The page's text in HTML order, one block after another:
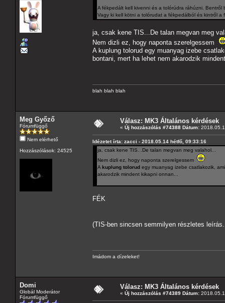
A fékpedált kell kivenni és a tolórúdra ráhúzni. Bentről
Vagy ki kell kötni a tolórudat a fékpedálból és kintről
ja, csak kene TIS...De talan megvan meg
Nem dizli ez, hogy naponta szerelgessem
A kuplung tolorud egy muanyag izebe
bontani, mert ha lehet nem akarodzik
blah blah blah
Meg Győző
Fórumfüggő
Nem elérhető
Hozzászólások: 24525
Válasz: MK3 Általános kérdések
« Új hozzászólás #74388 Dátum:
Idézetet írta: zacci - 2018.05.14 hétfő, 09:33:16
ja, csak kene TIS...De talan megvan meg valahol...
Nem dizli ez, hogy naponta szerelgessem
A kuplung tolorud egy muanyag izebe csatlakozik,
akarodzik mindent kikapni onnan...
FÉK
(TIS-ben sincsen semmilyen részletes
Imádom a dízeleket!
Domi
Globál Moderátor
Fórumfüggő
Válasz: MK3 Általános kérdések
« Új hozzászólás #74389 Dátum: